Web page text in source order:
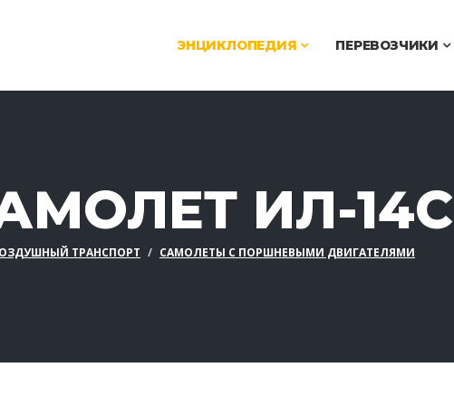
ЭНЦИКЛОПЕДИЯ ПЕРЕВОЗЧИКИ
ИЛ-14С
ТРАНСПОРТ САМОЛЕТЫ С ПОРШНЕВЫМИ ДВИГАТЕЛЯМИ